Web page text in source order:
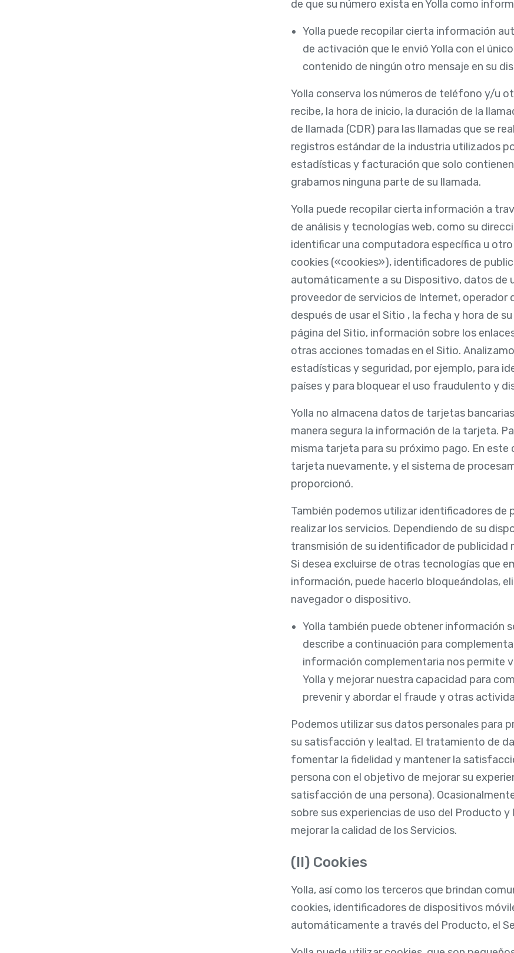
de que su número exista en Yolla como
Yolla puede recopilar cierta información
de activación que le envió Yolla con el
contenido de ningún otro mensaje en su
Yolla conserva los números de teléfono y/u
recibe, la hora de inicio, la duración de la
de llamada (CDR) para las llamadas que se
registros estándar de la industria utilizados
estadísticas y facturación que solo
grabamos ninguna parte de su llamada.
Yolla puede recopilar cierta información a
de análisis y tecnologías web, como su
identificar una computadora específica u
cookies («cookies»), identificadores de
automáticamente a su Dispositivo, datos de
proveedor de servicios de Internet,
después de usar el Sitio , la fecha y hora de
página del Sitio, información sobre los
otras acciones tomadas en el Sitio.
estadísticas y seguridad, por ejemplo, para
países y para bloquear el uso fraudulento y
Yolla no almacena datos de tarjetas
manera segura la información de la tarjeta.
misma tarjeta para su próximo pago. En este
tarjeta nuevamente, y el sistema de
proporcionó.
También podemos utilizar identificadores
realizar los servicios. Dependiendo de su
transmisión de su identificador de
Si desea excluirse de otras tecnologías que
información, puede hacerlo bloqueándolas,
navegador o dispositivo.
Yolla también puede obtener información
describe a continuación para
información complementaria nos permite
Yolla y mejorar nuestra capacidad para
prevenir y abordar el fraude y otras
Podemos utilizar sus datos personales para
su satisfacción y lealtad. El tratamiento de
fomentar la fidelidad y mantener la
persona con el objetivo de mejorar su
satisfacción de una persona).
sobre sus experiencias de uso del Producto
mejorar la calidad de los Servicios.
(II) Cookies
Yolla, así como los terceros que brindan
cookies, identificadores de dispositivos
automáticamente a través del Producto, el